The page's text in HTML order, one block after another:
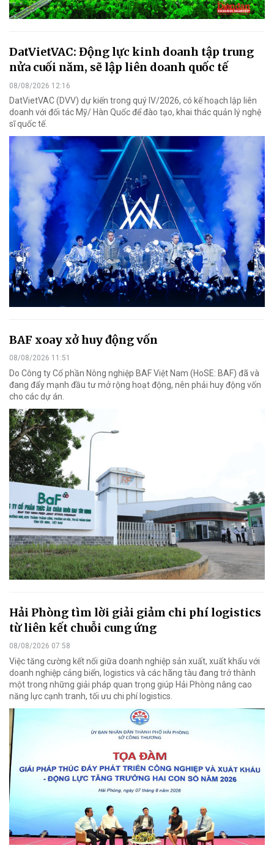
DatVietVAC: Động lực kinh doanh tập trung
nửa cuối năm, sẽ lập liên doanh quốc tế
08/08/2026 12:16
DatVietVAC (DVV) dự kiến trong quý IV/2026, có kế hoạch lập liên
doanh với đối tác Mỹ/ Hàn Quốc để đào tạo, khai thác quản lý nghệ
sĩ quốc tế.
BAF xoay xở huy động vốn
08/08/2026 11:51
Do Công ty Cổ phần Nông nghiệp BAF Việt Nam (HoSE: BAF) đã và
đang đẩy mạnh đầu tư mở rộng hoạt động, nên phải huy động vốn
cho các dự án.
Hải Phòng tìm lời giải giảm chi phí logistics
từ liên kết chuỗi cung ứng
08/08/2026 07:58
Việc tăng cường kết nối giữa doanh nghiệp sản xuất, xuất khẩu với
doanh nghiệp cảng biển, logistics và các hãng tàu đang trở thành
một trong những giải pháp quan trọng giúp Hải Phòng nâng cao
năng lực cạnh tranh, tối ưu chi phí logistics.